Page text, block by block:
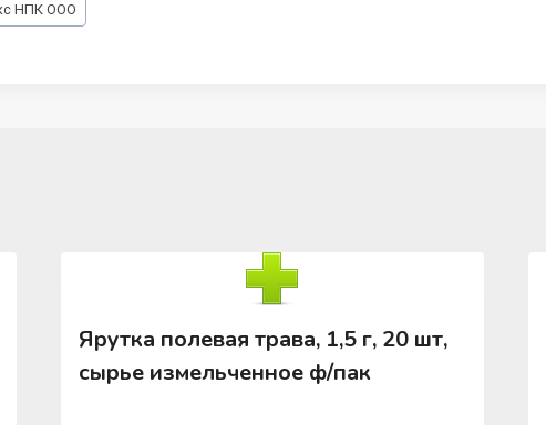
НПК ООО
Ярутка полевая трава, 1,5 г, 20 шт,
сырье измельченное ф/пак